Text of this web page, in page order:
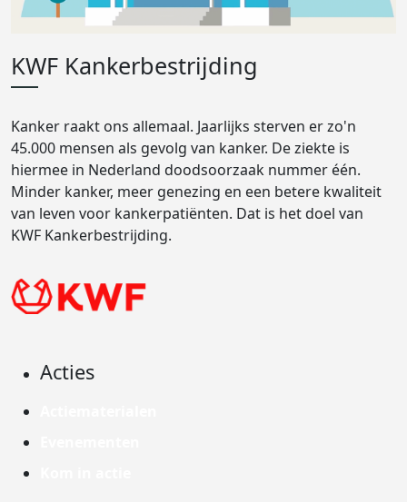
KWF Kankerbestrijding
Kanker raakt ons allemaal. Jaarlijks sterven er zo'n
45.000 mensen als gevolg van kanker. De ziekte is
hiermee in Nederland doodsoorzaak nummer één.
Minder kanker, meer genezing en een betere kwaliteit
van leven voor kankerpatiënten. Dat is het doel van
KWF Kankerbestrijding.
Acties